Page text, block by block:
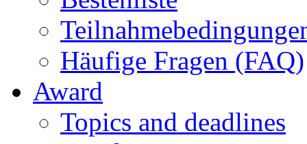
Häufige Fragen (FAQ)
Award
Topics and deadlines